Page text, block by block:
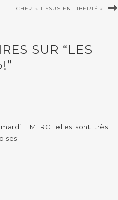
CHEZ « TISSUS EN LIBERTÉ »
SUR “LES
! MERCI elles sont très